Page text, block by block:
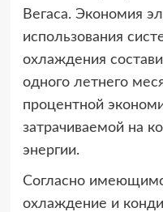
Вегаса. Экономия
использования
охлаждения
одного летнего
процентной
затрачиваемой на
энергии.
Согласно
охлаждение и